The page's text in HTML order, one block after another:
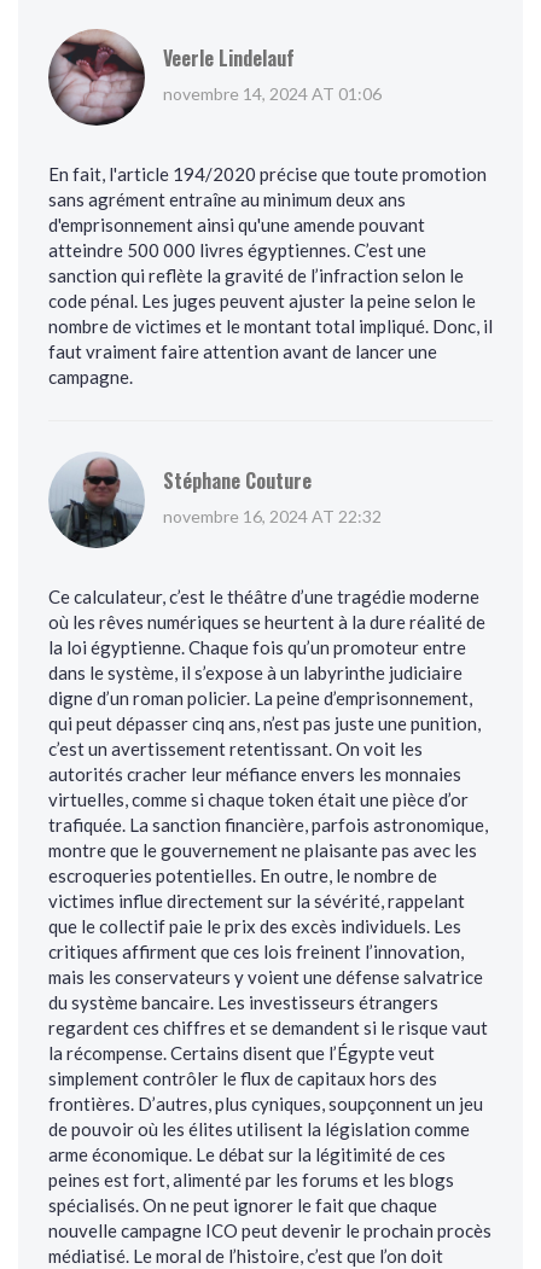
Veerle Lindelauf
novembre 14, 2024 AT 01:06
En fait, l'article 194/2020 précise que toute promotion
sans agrément entraîne au minimum deux ans
d'emprisonnement ainsi qu'une amende pouvant
atteindre 500 000 livres égyptiennes. C’est une
sanction qui reflète la gravité de l’infraction selon le
code pénal. Les juges peuvent ajuster la peine selon le
nombre de victimes et le montant total impliqué. Donc, il
faut vraiment faire attention avant de lancer une
campagne.
Stéphane Couture
novembre 16, 2024 AT 22:32
Ce calculateur, c’est le théâtre d’une tragédie moderne
où les rêves numériques se heurtent à la dure réalité de
la loi égyptienne. Chaque fois qu’un promoteur entre
dans le système, il s’expose à un labyrinthe judiciaire
digne d’un roman policier. La peine d’emprisonnement,
qui peut dépasser cinq ans, n’est pas juste une punition,
c’est un avertissement retentissant. On voit les
autorités cracher leur méfiance envers les monnaies
virtuelles, comme si chaque token était une pièce d’or
trafiquée. La sanction financière, parfois astronomique,
montre que le gouvernement ne plaisante pas avec les
escroqueries potentielles. En outre, le nombre de
victimes influe directement sur la sévérité, rappelant
que le collectif paie le prix des excès individuels. Les
critiques affirment que ces lois freinent l’innovation,
mais les conservateurs y voient une défense salvatrice
du système bancaire. Les investisseurs étrangers
regardent ces chiffres et se demandent si le risque vaut
la récompense. Certains disent que l’Égypte veut
simplement contrôler le flux de capitaux hors des
frontières. D’autres, plus cyniques, soupçonnent un jeu
de pouvoir où les élites utilisent la législation comme
arme économique. Le débat sur la légitimité de ces
peines est fort, alimenté par les forums et les blogs
spécialisés. On ne peut ignorer le fait que chaque
nouvelle campagne ICO peut devenir le prochain procès
médiatisé. Le moral de l’histoire, c’est que l’on doit